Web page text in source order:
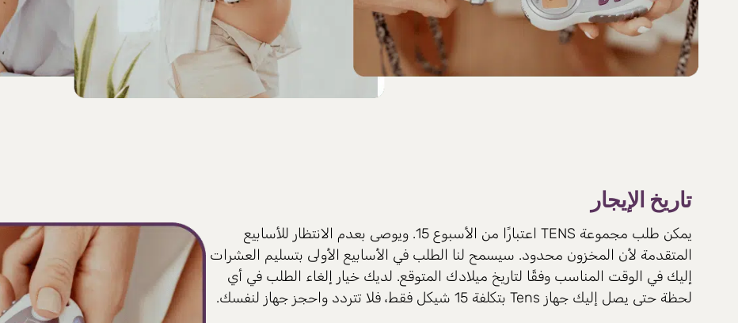
تاريخ الإيجار
يمكن طلب مجموعة TENS اعتبارًا من الأسبوع 15. ويوصى بعدم الانتظار للأسابيع
المتقدمة لأن المخزون محدود. سيسمح لنا الطلب في الأسابيع الأولى بتسليم العشرات
إليك في الوقت المناسب وفقًا لتاريخ ميلادك المتوقع. لديك خيار إلغاء الطلب في أي
لحظة حتى يصل إليك جهاز Tens بتكلفة 15 شيكل فقط، فلا تتردد واحجز جهاز لنفسك.